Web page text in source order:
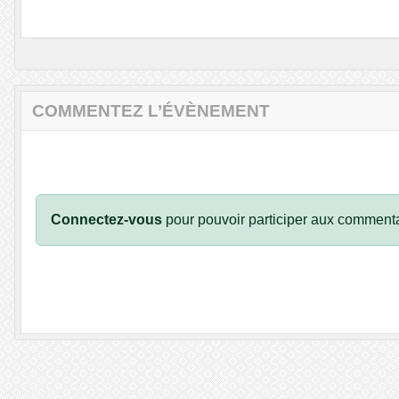
COMMENTEZ L’ÉVÈNEMENT
Connectez-vous pour pouvoir participer aux